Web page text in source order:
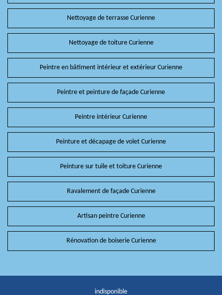
Nettoyage de terrasse Curienne
Nettoyage de toiture Curienne
Peintre en bâtiment intérieur et extérieur Curienne
Peintre et peinture de façade Curienne
Peintre intérieur Curienne
Peinture et décapage de volet Curienne
Peinture sur tuile et toiture Curienne
Ravalement de façade Curienne
Artisan peintre Curienne
Rénovation de boiserie Curienne
indisponible